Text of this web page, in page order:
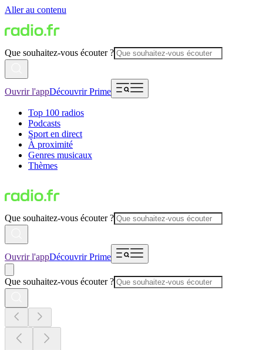
Aller au contenu
Que souhaitez-vous écouter ?
Ouvrir l'appDécouvrir Prime
Top 100 radios
Podcasts
Sport en direct
À proximité
Genres musicaux
Thèmes
Que souhaitez-vous écouter ?
Ouvrir l'appDécouvrir Prime
Que souhaitez-vous écouter ?